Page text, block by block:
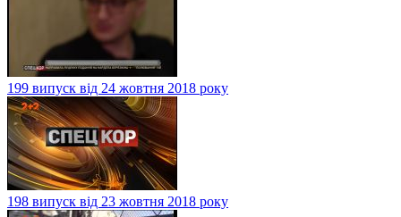
199 випуск від 24 жовтня 2018 року
198 випуск від 23 жовтня 2018 року